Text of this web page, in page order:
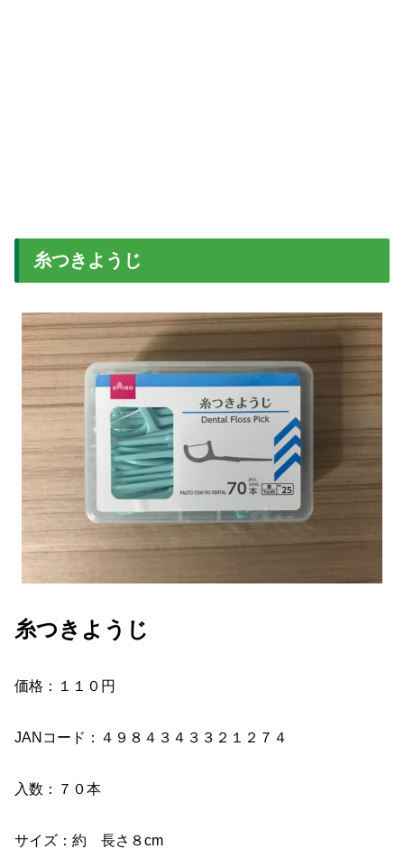
糸つきようじ
糸つきようじ
価格：１１０円
JANコード：４９８４３４３３２１２７４
入数：７０本
サイズ：約 長さ８cm